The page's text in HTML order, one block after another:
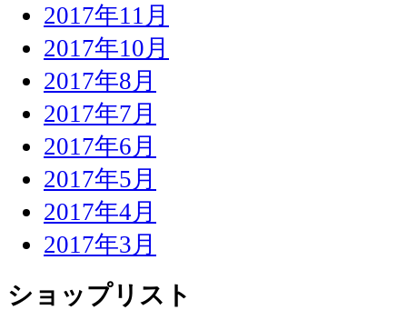
2017年11月
2017年10月
2017年8月
2017年7月
2017年6月
2017年5月
2017年4月
2017年3月
ショップリスト